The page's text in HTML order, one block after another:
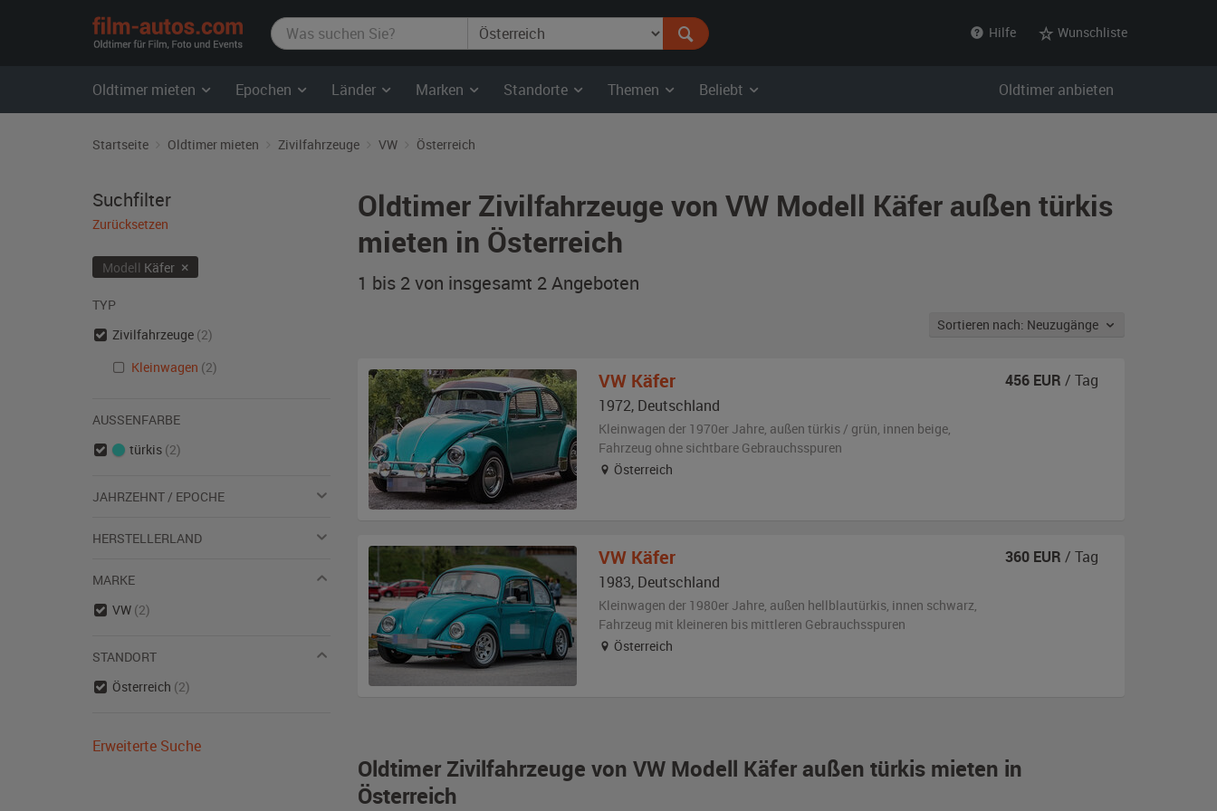
film-
autos.com
Hilfe Wunschliste
Oldtimer mieten Epochen Länder Marken Standorte Themen Beliebt Oldtimer anbieten
Startseite Oldtimer mieten Zivilfahrzeuge VW Österreich
Oldtimer Zivilfahrzeuge von VW Modell Käfer außen türkis
mieten in Österreich
1 bis 2 von insgesamt 2Angeboten
Sortieren nach: Neuzugänge
Oldtimer Zivilfahrzeuge von VW Modell Käfer außen türkis mieten in
Österreich
VW Käfer
1972, Deutschland
Kleinwagen der 1970er Jahre, außen türkis / grün, innen beige,
Fahrzeug ohne sichtbare Gebrauchsspuren
Österreich
456 EUR / Tag
VW Käfer
1983, Deutschland
Kleinwagen der 1980er Jahre, außen hellblautürkis, innen schwarz,
Fahrzeug mit kleineren bis mittleren Gebrauchsspuren
Österreich
360 EUR / Tag
Suchfilter
Zurücksetzen
Modell Käfer ×
TYP
Zivilfahrzeuge (2)
Kleinwagen (2)
AUSSENFARBE
türkis (2)
JAHRZEHNT / EPOCHE
HERSTELLERLAND
MARKE
VW (2)
STANDORT
Österreich (2)
Erweiterte Suche